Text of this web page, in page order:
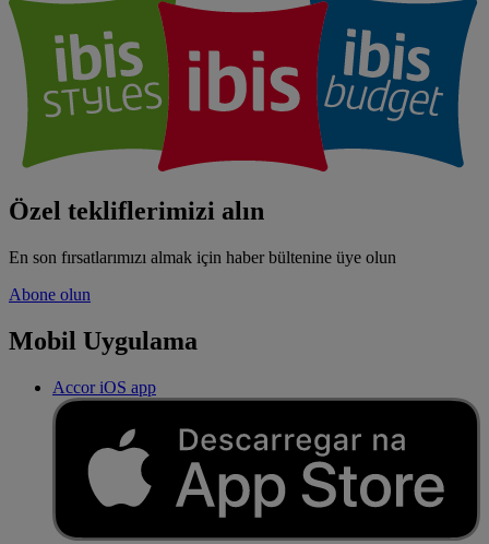
Özel tekliflerimizi alın
En son fırsatlarımızı almak için haber bültenine üye olun
Abone olun
Mobil Uygulama
Accor iOS app